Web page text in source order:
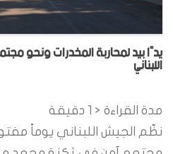
يدًا بيد لمحاربة المخدرات ونحو
اللبناني
مدة القراءة < 1
دقيقة
نظّم الجيش اللبناني يوماً